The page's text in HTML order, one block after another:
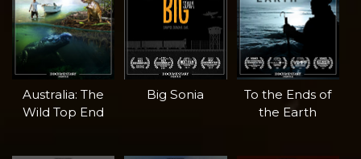
Australia: The
Wild Top End
Big Sonia
To the Ends of
the Earth